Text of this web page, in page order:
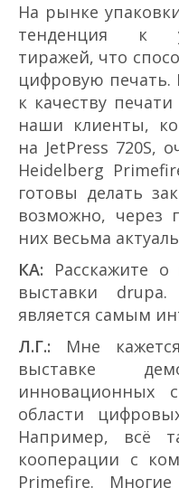
На рынке
тенденция к
тиражей, что
цифровую
к качеству
наши клиенты,
на JetPress 720S,
Heidelberg
готовы делать
возможно, через
них весьма
КА: Расскажите
выставки
является самым
Л.Г.: Мне
выставке
инновационных
области
Например, всё
кооперации с
Primefire.